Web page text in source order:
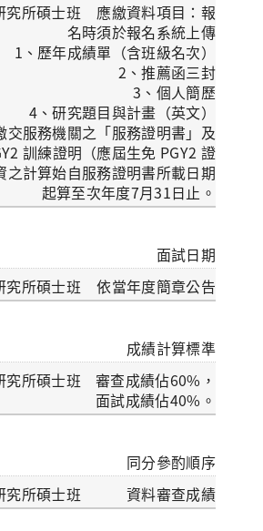
應繳資料項目：報
名時須於報名系統上傳
1、歷年成績單（含班級名次）
2、推薦函三封
3、個人簡歷
4、研究題目與計畫（英文）
交服務機關之「服務證明書」及
訓練證明（應屆生免 PGY2 證
之計算始自服務證明書所載日期
起算至次年度7月31日止。
面試日期
依當年度簡章公告
成績計算標準
審查成績佔60%，
面試成績佔40%。
同分參酌順序
資料審查成績